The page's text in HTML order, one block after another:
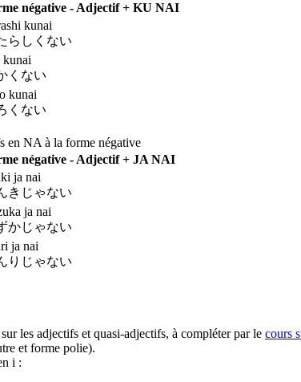
négative - Adjectif + KU NAI
kunai
らしくない
kunai
くない
kunai
くない
en NA à la forme négative
négative - Adjectif + JA NAI
ja nai
きじゃない
ja nai
かじゃない
ja nai
りじゃない
les adjectifs et quasi-adjectifs, à compléter par le cours
et forme polie).
i :